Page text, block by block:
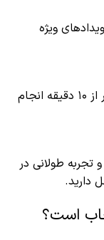
ویژه
در بیشتر سفارش ها، واریز سی‌پی دوبل کمتر از ۱۰ دقیقه انجام
تجربه طولانی در
دارید.
است؟